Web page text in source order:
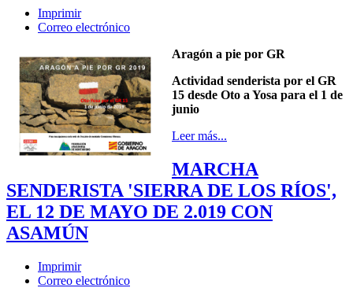
Imprimir
Correo electrónico
Aragón a pie por GR
Actividad senderista por el GR
15 desde Oto a Yosa para el 1 de
junio
Leer más...
MARCHA
SENDERISTA 'SIERRA DE LOS RÍOS',
EL 12 DE MAYO DE 2.019 CON
ASAMÚN
Imprimir
Correo electrónico